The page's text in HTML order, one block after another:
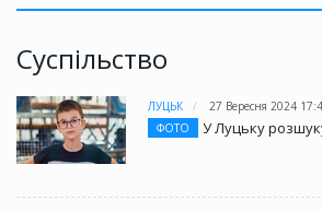
Суспільство
ЛУЦЬК
27 Вересня 2024
ФОТО
У Луцьку